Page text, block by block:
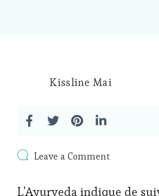
Kissline Mai
Leave a Commenton
pour
L’Ayurveda indique de